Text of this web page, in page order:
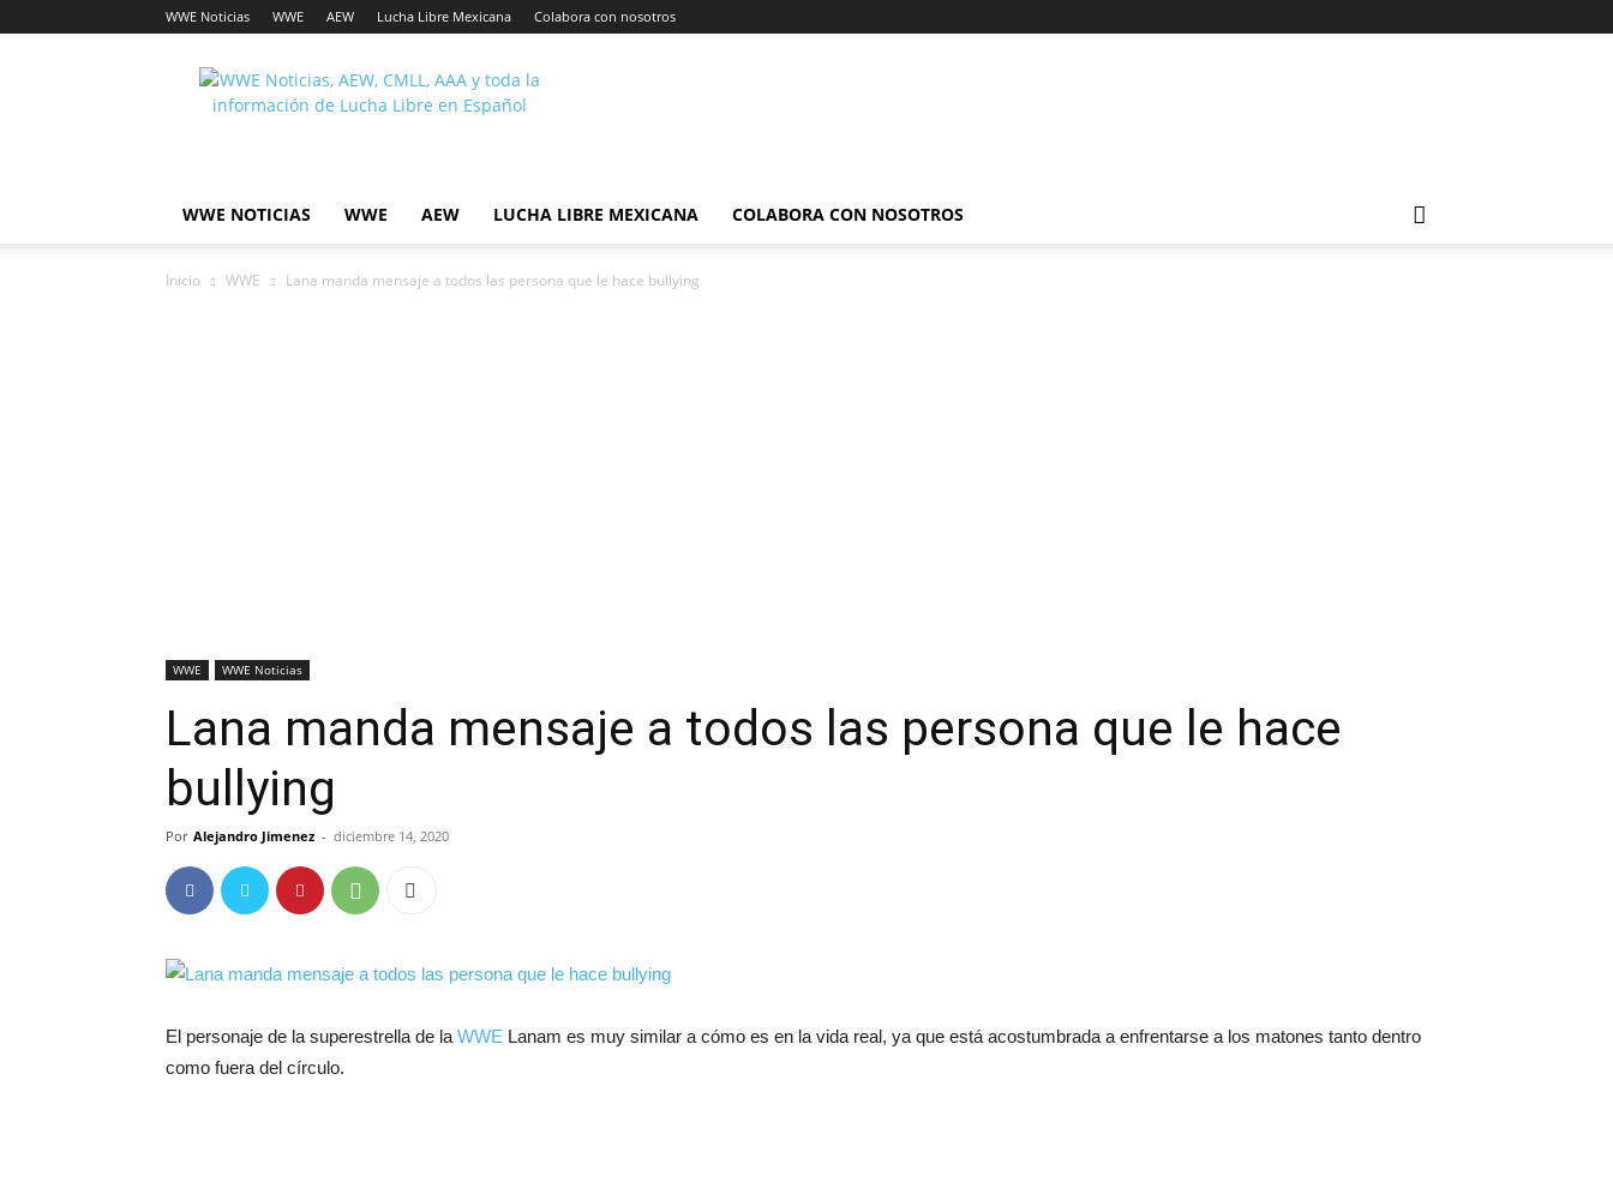
WWE Noticias WWE AEW Lucha Libre Mexicana Colabora con nosotros
Lucha
Noticias
WWE NOTICIAS WWE AEW LUCHA LIBRE MEXICANA COLABORA CON NOSOTROS
Inicio WWE Lana manda mensaje a todos las persona que le hace bullying
WWE WWE Noticias
Lana manda mensaje a todos las persona que le hace
bullying
Por Alejandro Jimenez - diciembre 14, 2020
El personaje de la superestrella de la WWE Lanam es muy similar a cómo es en la vida real, ya que está acostumbrada a enfrentarse a los matones tanto dentro
como fuera del círculo.